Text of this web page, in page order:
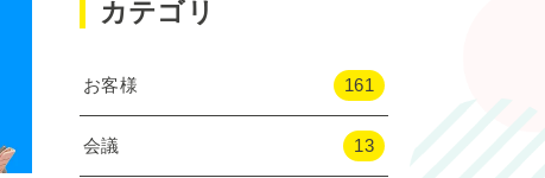
カテゴリ
お客様 161
会議 13